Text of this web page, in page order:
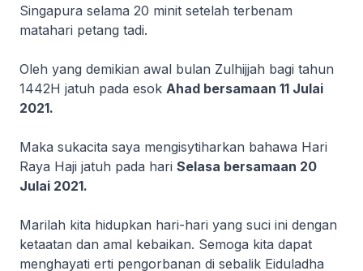
Singapura selama 20 minit setelah terbenam
matahari petang tadi.
Oleh yang demikian awal bulan Zulhijjah bagi tahun
1442H jatuh pada esok Ahad bersamaan 11 Julai
2021.
Maka sukacita saya mengisytiharkan bahawa Hari
Raya Haji jatuh pada hari Selasa bersamaan 20
Julai 2021.
Marilah kita hidupkan hari-hari yang suci ini dengan
ketaatan dan amal kebaikan. Semoga kita dapat
menghayati erti pengorbanan di sebalik Eiduladha